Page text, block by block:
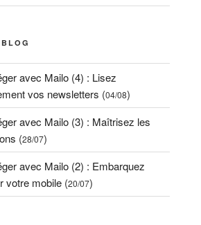
avec Mailo (4) : Lisez
vos newsletters (04/08)
avec Mailo (3) : Maîtrisez les
(28/07)
avec Mailo (2) : Embarquez
votre mobile (20/07)